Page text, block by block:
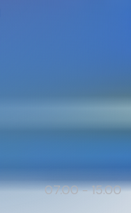
07.00 - 15.00